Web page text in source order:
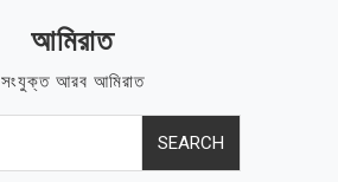
আমিরাত
সংযুক্ত আরব আমিরাত